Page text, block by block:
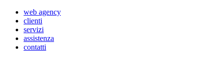
web agency
clienti
servizi
assistenza
contatti